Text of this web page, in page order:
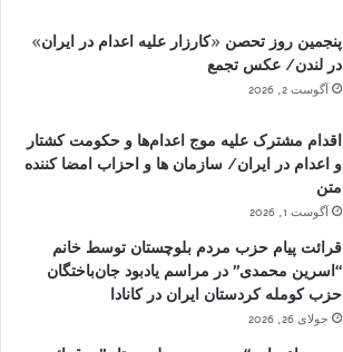
پنجمین روز تحصن «کارزار علیه اعدام در ایران»
در لندن/ عکس تجمع
آگوست 2, 2026
اقدام مشترک علیه موج اعدام‌ها و حکومت کشتار
و اعدام در ایران/ سازمان ها و احزاب امضا کننده
متن
آگوست 1, 2026
قرائت پیام حزب مردم بلوچستان توسط خانم
“اسرین محمدی” در مراسم یادبود جان‌باختگان
حزب کومله کردستان ایران در کانادا
جولای 26, 2026